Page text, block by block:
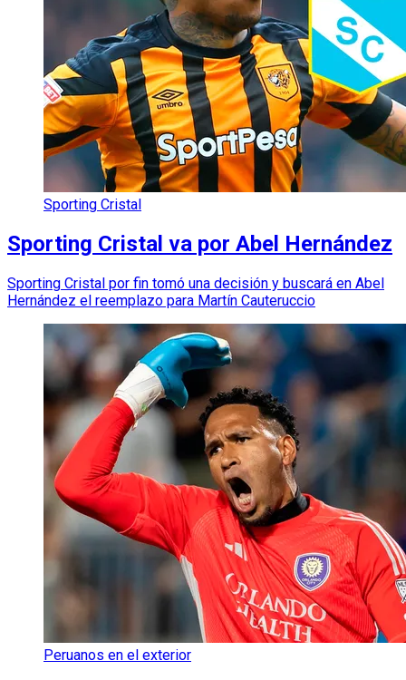
Sporting Cristal
Sporting Cristal va por Abel Hernández
Sporting Cristal por fin tomó una decisión y buscará en Abel
Hernández el reemplazo para Martín Cauteruccio
Peruanos en el exterior